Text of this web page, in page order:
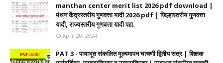
manthan center merit list 2026 pdf download |
मंथन केंद्रस्तरीय गुणवत्ता यादी 2026 pdf | जिल्हास्तरीय गुणवत्ता
यादी, राज्यस्तरीय गुणवत्ता यादी पहा.
April 20, 2024
PAT 3 - पायाभूत संकलित मूल्यमापन चाचणी द्वितीय सत्र | शिक्षक